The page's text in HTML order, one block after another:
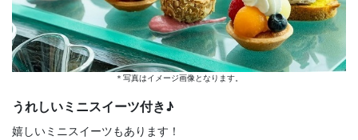
＊写真はイメージ画像となります。
うれしいミニスイーツ付き♪
嬉しいミニスイーツもあります！